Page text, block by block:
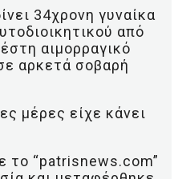
34χρονη γυναίκα
από
αιμορραγικό
αρκετά σοβαρή
μέρες είχε κάνει
το “patrisnews.com”